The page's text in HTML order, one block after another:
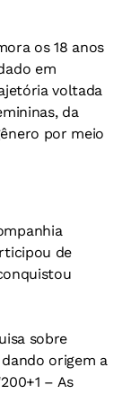
os 18 anos
em
voltada
da
por meio
de
sobre
origem a
– As